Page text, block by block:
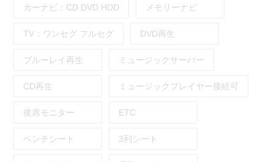
カーナビ： CD DVD HDD メモリーナビ
TV： ワンセグ フルセグ DVD再生
ブルーレイ再生 ミュージックサーバー
CD再生 ミュージックプレイヤー接続可
後席モニター ETC
ベンチシート 3列シート